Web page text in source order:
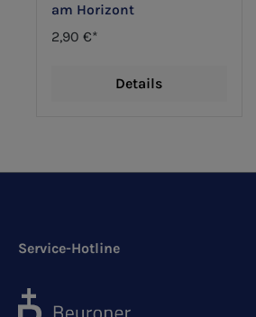
am Horizont
2,90 €*
Details
Service-Hotline